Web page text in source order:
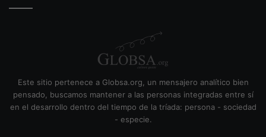
Este sitio pertenece a Globsa.org, un mensajero analítico bien
pensado, buscamos mantener a las personas integradas entre sí
en el desarrollo dentro del tiempo de la tríada: persona - sociedad
- especie.